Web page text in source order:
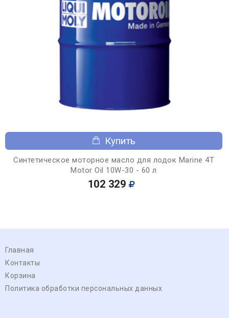
Купить
Синтетическое моторное масло для лодок Marine 4T
Motor Oil 10W-30 - 60 л
102 329
Главная
Контакты
Корзина
Политика обработки персональных данных